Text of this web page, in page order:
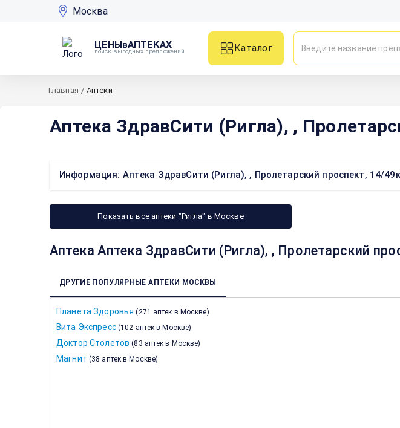
Москва
ЦЕНЫвАПТЕКАХ
поиск выгодных предложений
Каталог
Главная / Аптеки
Аптека ЗдравСити (Ригла), ,
Информация: Аптека ЗдравСити (Ригла), , Пролетарский проспект, 14/
Показать все аптеки "Ригла" в Москве
Аптека Аптека ЗдравСити (Ригла), , Пролетарский
ДРУГИЕ ПОПУЛЯРНЫЕ АПТЕКИ МОСКВЫ
Планета Здоровья (271 аптек в Москве)
Вита Экспресс (102 аптек в Москве)
Доктор Столетов (83 аптек в Москве)
Магнит (38 аптек в Москве)